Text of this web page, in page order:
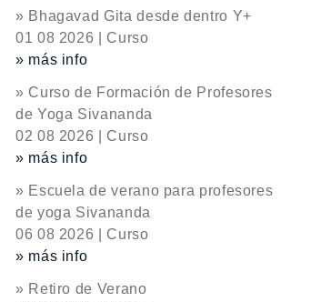
» Bhagavad Gita desde dentro Y+
01 08 2026 | Curso
» más info
» Curso de Formación de Profesores
de Yoga Sivananda
02 08 2026 | Curso
» más info
» Escuela de verano para profesores
de yoga Sivananda
06 08 2026 | Curso
» más info
» Retiro de Verano